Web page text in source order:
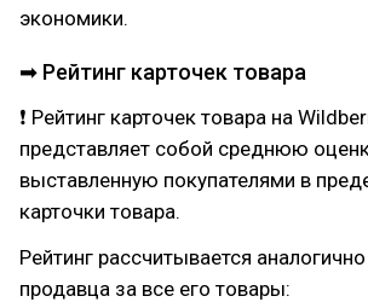
экономики.
➡ Рейтинг карточек товара
❗ Рейтинг карточек товара на
представляет собой среднюю
выставленную покупателями в
карточки товара.
Рейтинг рассчитывается
продавца за все его товары: